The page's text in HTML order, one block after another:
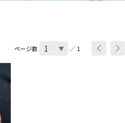
ページ数 ／ 1